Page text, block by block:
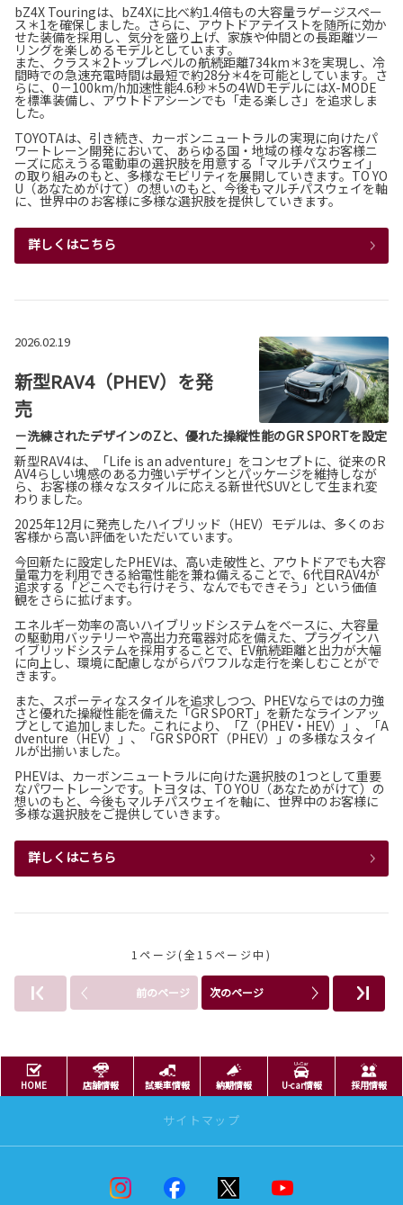
bZ4X Touringは、bZ4Xに比べ約1.4倍もの大容量ラゲージスペー
ス＊1を確保しました。さらに、アウトドアテイストを随所に効か
せた装備を採用し、気分を盛り上げ、家族や仲間との長距離ツー
リングを楽しめるモデルとしています。
また、クラス＊2 トップレベルの航続距離734km＊3を実現し、冷
間時での急速充電時間は最短で約28分＊4を可能としています。さ
らに、0－100km/h加速性能4.6秒＊5の4WDモデルにはX-MODE
を標準装備し、アウトドアシーンでも「走る楽しさ」を追求しま
した。
TOYOTAは、引き続き、カーボンニュートラルの実現に向けたパ
ワートレーン開発において、あらゆる国・地域の様々なお客様ニ
ーズに応えうる電動車の選択肢を用意する「マルチパスウェイ」
の取り組みのもと、多様なモビリティを展開していきます。TO YO
U（あなためがけて）の想いのもと、今後もマルチパスウェイを軸
に、世界中のお客様に多様な選択肢を提供していきます。
詳しくはこちら
2026.02.19
新型RAV4（PHEV）を発
売
－洗練されたデザインのZと、優れた操縦性能のGR SPORTを設定
－
新型RAV4は、「Life is an adventure」をコンセプトに、従来のR
AV4らしい塊感のある力強いデザインとパッケージを維持しなが
ら、お客様の様々なスタイルに応える新世代SUVとして生まれ変
わりました。
2025年12月に発売したハイブリッド（HEV）モデルは、多くのお
客様から高い評価をいただいています。
今回新たに設定したPHEVは、高い走破性と、アウトドアでも大容
量電力を利用できる給電性能を兼ね備えることで、6代目RAV4が
追求する「どこへでも行けそう、なんでもできそう」という価値
観をさらに拡げます。
エネルギー効率の高いハイブリッドシステムをベースに、大容量
の駆動用バッテリーや高出力充電器対応を備えた、プラグインハ
イブリッドシステムを採用することで、EV航続距離と出力が大幅
に向上し、環境に配慮しながらパワフルな走行を楽しむことがで
きます。
また、スポーティなスタイルを追求しつつ、PHEVならではの力強
さと優れた操縦性能を備えた「GR SPORT」を新たなラインアッ
プとして追加しました。これにより、「Z（PHEV・HEV）」、「A
dventure（HEV）」、「GR SPORT（PHEV）」の多様なスタイ
ルが出揃いました。
PHEVは、カーボンニュートラルに向けた選択肢の1つとして重要
なパワートレーンです。トヨタは、TO YOU（あなためがけて）の
想いのもと、今後もマルチパスウェイを軸に、世界中のお客様に
多様な選択肢をご提供していきます。
詳しくはこちら
1ページ(全15ページ中)
前のページ 次のページ
HOME 店舗情報 試乗車情報 納期情報 U-car情報 採用情報
サイトマップ